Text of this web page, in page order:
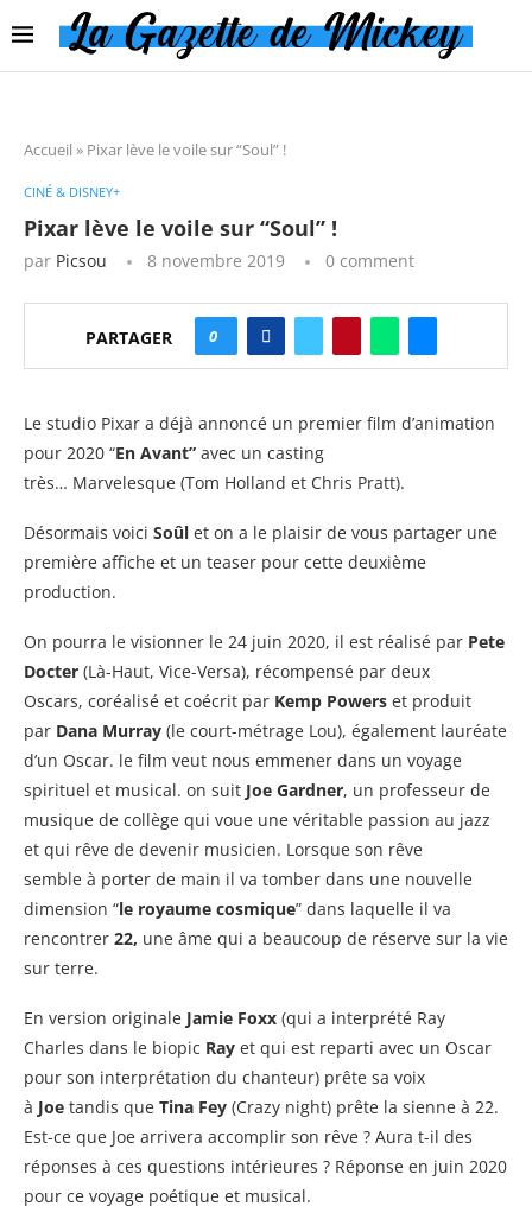
Accueil » Pixar lève le voile sur “Soul” !
CINÉ & DISNEY+
Pixar lève le voile sur “Soul” !
par Picsou 8 novembre 2019 0 comment
PARTAGER 0
Le studio Pixar a déjà annoncé un premier film d’animation
pour 2020 “En Avant” avec un casting
très… Marvelesque (Tom Holland et Chris Pratt).
Désormais voici Soûl et on a le plaisir de vous partager une
première affiche et un teaser pour cette deuxième
production.
On pourra le visionner le 24 juin 2020, il est réalisé par Pete
Docter (Là-Haut, Vice-Versa), récompensé par deux
Oscars, coréalisé et coécrit par Kemp Powers et produit
par Dana Murray (le court-métrage Lou), également lauréate
d’un Oscar. le film veut nous emmener dans un voyage
spirituel et musical. on suit Joe Gardner, un professeur de
musique de collège qui voue une véritable passion au jazz
et qui rêve de devenir musicien. Lorsque son rêve
semble à porter de main il va tomber dans une nouvelle
dimension “le royaume cosmique” dans laquelle il va
rencontrer 22, une âme qui a beaucoup de réserve sur la vie
sur terre.
En version originale Jamie Foxx (qui a interprété Ray
Charles dans le biopic Ray et qui est reparti avec un Oscar
pour son interprétation du chanteur) prête sa voix
à Joe tandis que Tina Fey (Crazy night) prête la sienne à 22.
Est-ce que Joe arrivera accomplir son rêve ? Aura t-il des
réponses à ces questions intérieures ? Réponse en juin 2020
pour ce voyage poétique et musical.